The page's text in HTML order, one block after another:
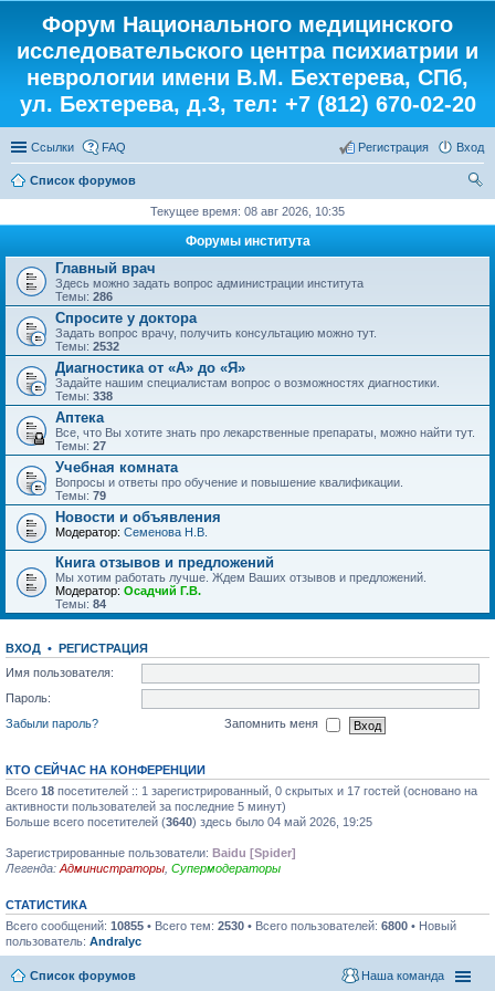
Форум Национального медицинского
исследовательского центра психиатрии и
неврологии имени В.М. Бехтерева, СПб,
ул. Бехтерева, д.3, тел: +7 (812) 670-02-20
Ссылки FAQ Вход
Регистрация
Список форумов
Текущее время: 08 авг 2026, 10:35
Форумы института
Главный врач
Здесь можно задать вопрос администрации института
Темы: 286
Спросите у доктора
Задать вопрос врачу, получить консультацию можно тут.
Темы: 2532
Диагностика от «А» до «Я»
Задайте нашим специалистам вопрос о возможностях диагностики.
Темы: 338
Аптека
Все, что Вы хотите знать про лекарственные препараты, можно найти тут.
Темы: 27
Учебная комната
Вопросы и ответы про обучение и повышение квалификации.
Темы: 79
Новости и объявления
Модератор: Семенова Н.В.
Книга отзывов и предложений
Мы хотим работать лучше. Ждем Ваших отзывов и предложений.
Модератор: Осадчий Г.В.
Темы: 84
ВХОД • РЕГИСТРАЦИЯ
Имя пользователя:
Пароль:
Забыли пароль?
Запомнить меня
КТО СЕЙЧАС НА КОНФЕРЕНЦИИ
Всего 18 посетителей :: 1 зарегистрированный, 0 скрытых и 17 гостей (основано на
активности пользователей за последние 5 минут)
Больше всего посетителей (3640) здесь было 04 май 2026, 19:25
Зарегистрированные пользователи: Baidu [Spider]
Легенда: Администраторы Супермодераторы
СТАТИСТИКА
Всего сообщений: 10855 • Всего тем: 2530 • Всего пользователей: 6800 • Новый
пользователь: Andralyc
Список форумов Наша команда